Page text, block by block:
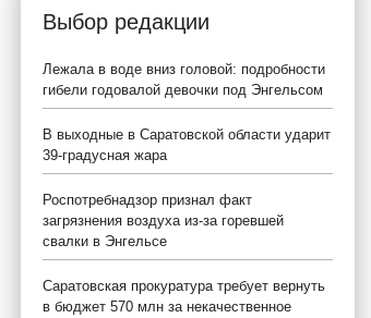
Выбор редакции
Лежала в воде вниз головой: подробности
гибели годовалой девочки под Энгельсом
В выходные в Саратовской области ударит
39-градусная жара
Роспотребнадзор признал факт
загрязнения воздуха из-за горевшей
свалки в Энгельсе
Саратовская прокуратура требует вернуть
в бюджет 570 млн за некачественное